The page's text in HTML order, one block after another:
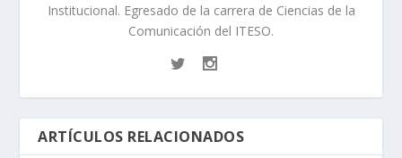
Institucional. Egresado de la carrera de Ciencias de la
Comunicación del ITESO.
ARTÍCULOS RELACIONADOS